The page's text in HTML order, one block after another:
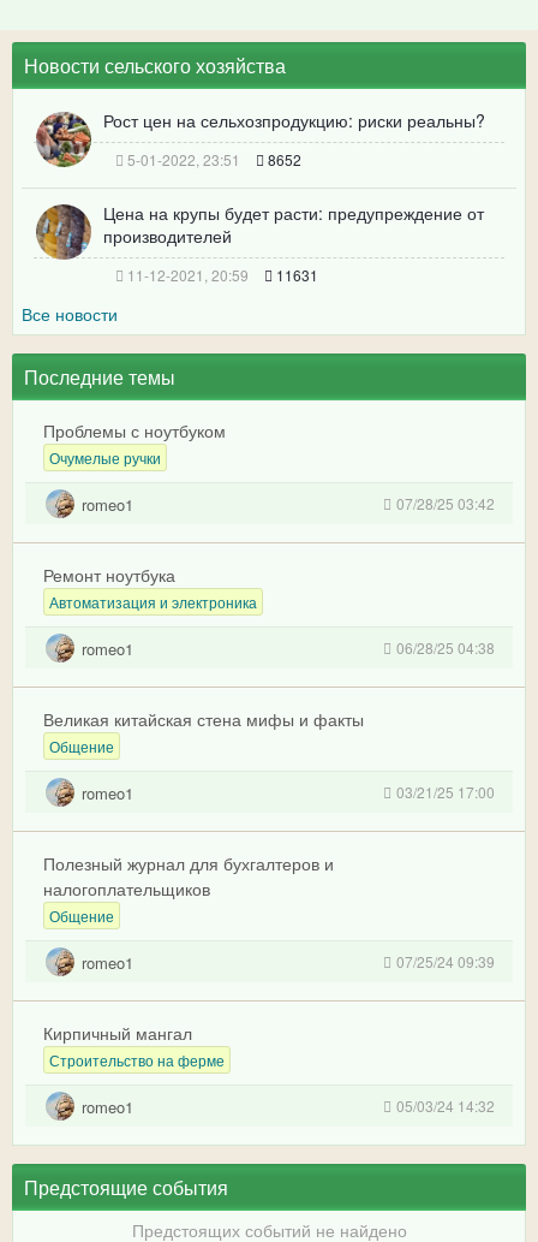
Новости сельского хозяйства
Рост цен на сельхозпродукцию: риски реальны?
5-01-2022, 23:51 8652
Цена на крупы будет расти: предупреждение от
производителей
11-12-2021, 20:59 11631
Все новости
Последние темы
Проблемы с ноутбуком
Очумелые ручки
romeo1 07/28/25 03:42
Ремонт ноутбука
Автоматизация и электроника
romeo1 06/28/25 04:38
Великая китайская стена мифы и факты
Общение
romeo1 03/21/25 17:00
Полезный журнал для бухгалтеров и
налогоплательщиков
Общение
romeo1 07/25/24 09:39
Кирпичный мангал
Строительство на ферме
romeo1 05/03/24 14:32
Предстоящие события
Предстоящих событий не найдено